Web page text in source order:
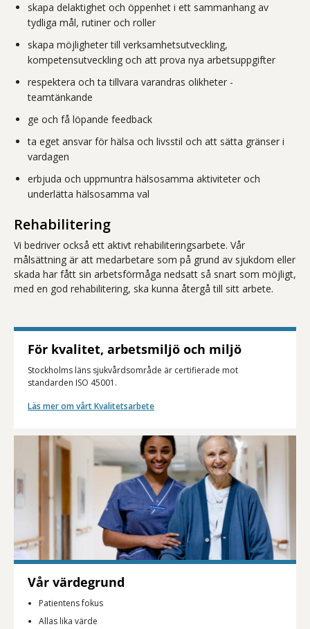
skapa delaktighet och öppenhet i ett sammanhang av
tydliga mål, rutiner och roller
skapa möjligheter till verksamhetsutveckling,
kompetensutveckling och att prova nya arbetsuppgifter
respektera och ta tillvara varandras olikheter -
teamtänkande
ge och få löpande feedback
ta eget ansvar för hälsa och livsstil och att sätta gränser i
vardagen
erbjuda och uppmuntra hälsosamma aktiviteter och
underlätta hälsosamma val
Rehabilitering
Vi bedriver också ett aktivt rehabiliteringsarbete. Vår
målsättning är att medarbetare som på grund av sjukdom eller
skada har fått sin arbetsförmåga nedsatt så snart som möjligt,
med en god rehabilitering, ska kunna återgå till sitt arbete.
För kvalitet, arbetsmiljö och miljö
Stockholms läns sjukvårdsområde är certifierade mot
standarden ISO 45001.
Läs mer om vårt Kvalitetsarbete
Vår värdegrund
Patientens fokus
Allas lika värde